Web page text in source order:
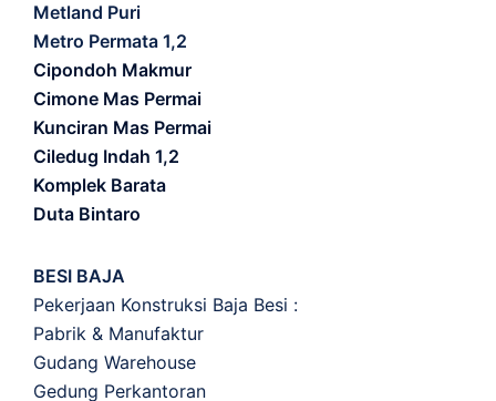
Metland Puri
Metro Permata 1,2
Cipondoh Makmur
Cimone Mas Permai
Kunciran Mas Permai
Ciledug Indah 1,2
Komplek Barata
Duta Bintaro
BESI BAJA
Pekerjaan Konstruksi Baja Besi :
Pabrik & Manufaktur
Gudang Warehouse
Gedung Perkantoran